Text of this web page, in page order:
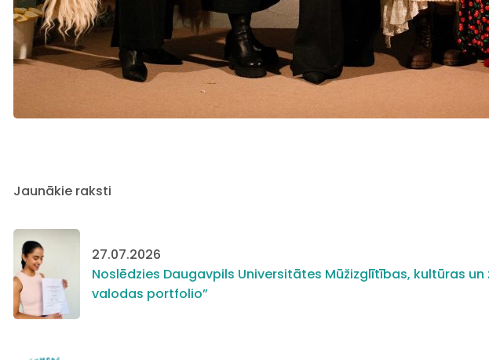
Jaunākie raksti
27.07.2026
Noslēdzies Daugavpils Universitātes Mūžizglītības, kultūras
valodas portfolio”